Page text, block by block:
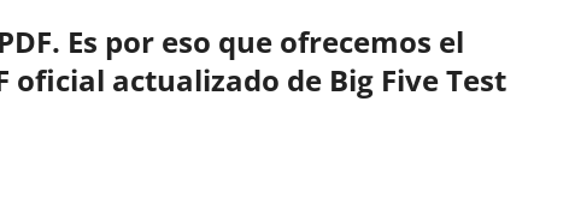
Es por eso que ofrecemos el
actualizado de Big Five Test